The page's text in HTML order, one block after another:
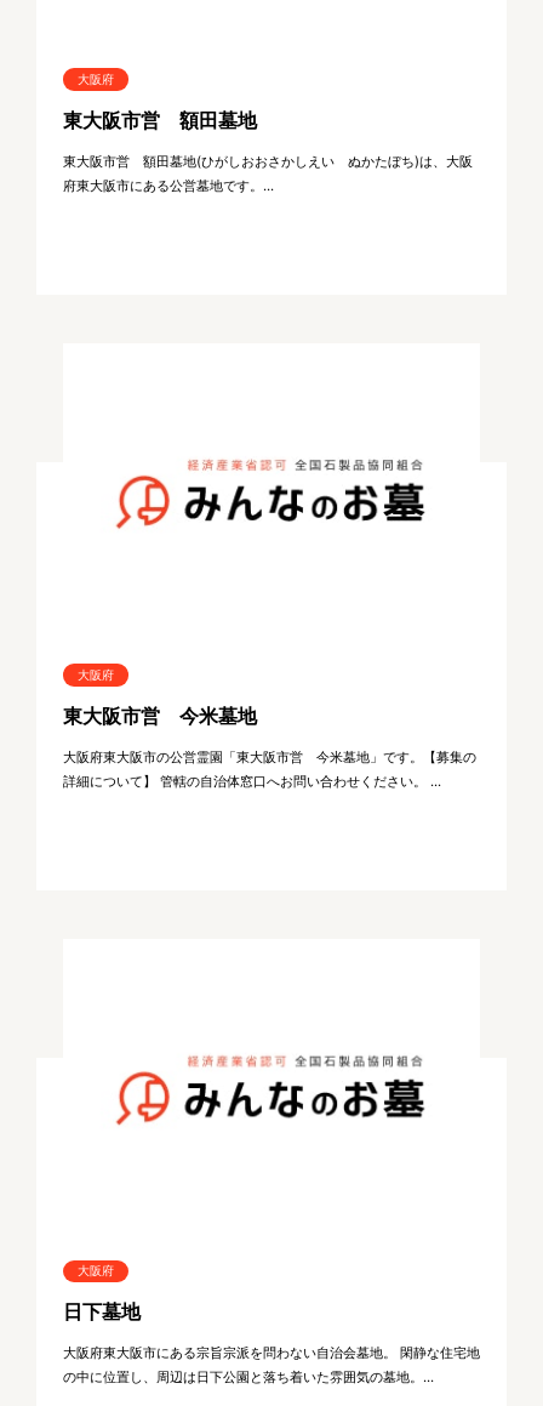
大阪府
東大阪市営 額田墓地
東大阪市営 額田墓地(ひがしおおさかしえい ぬかたぼち)は、大阪
府東大阪市にある公営墓地です。...
大阪府
東大阪市営 今米墓地
大阪府東大阪市の公営霊園「東大阪市営 今米墓地」です。【募集の
詳細について】 管轄の自治体窓口へお問い合わせください。 ...
大阪府
日下墓地
大阪府東大阪市にある宗旨宗派を問わない自治会墓地。 閑静な住宅地
の中に位置し、周辺は日下公園と落ち着いた雰囲気の墓地。...